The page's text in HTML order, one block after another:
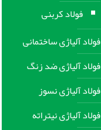
فولاد کربنی
فولاد آلیاژی ساختمانی
فولاد آلیاژی ضد زنگ
فولاد آلیاژی نسوز
فولاد آلیاژی نیتراته